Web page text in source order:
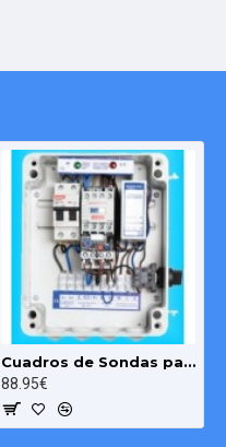
Cuadros de Sondas para bomba Sumergibles 3.00 HP monofásico Pozo MAXGE
88.95€